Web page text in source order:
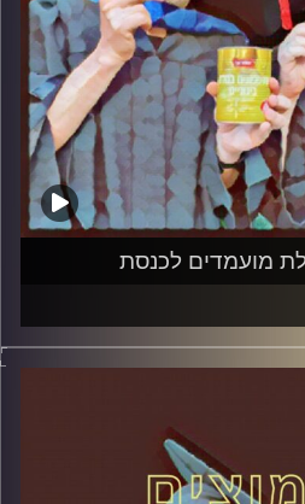
מועמדים לכנסת
.
ופרופסור גלעד